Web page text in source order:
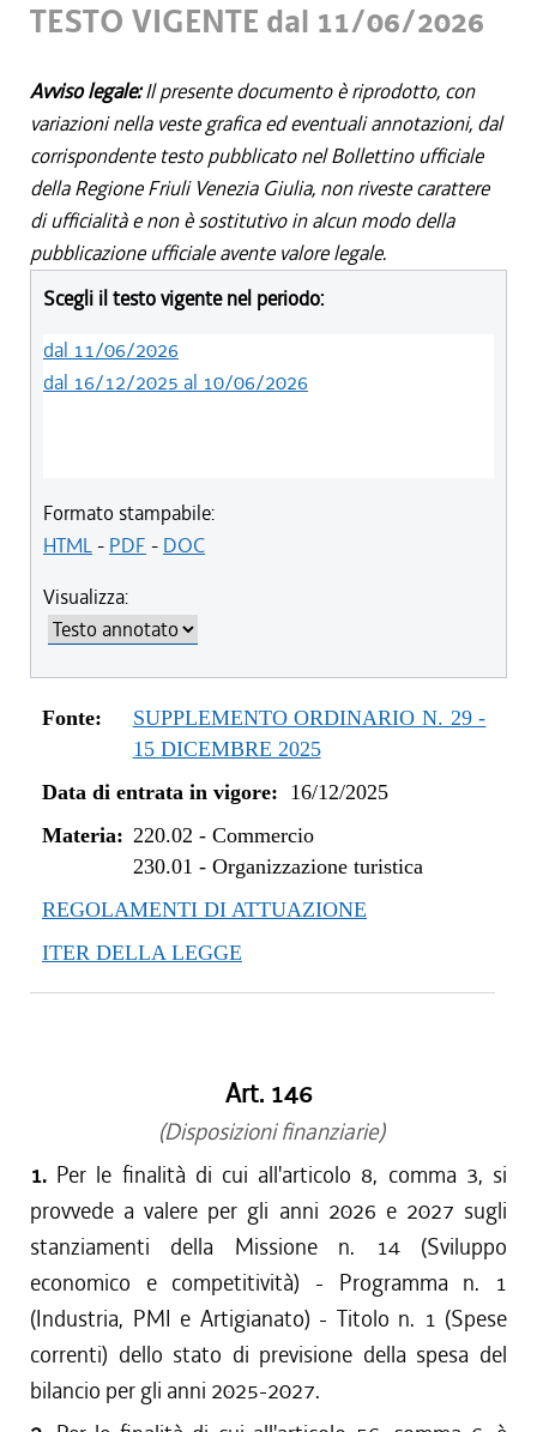
TESTO VIGENTE dal 11/06/2026
Avviso legale:Il presente documento è riprodotto, con
variazioni nella veste grafica ed eventuali annotazioni, dal
corrispondente testo pubblicato nel Bollettino ufficiale
della Regione Friuli Venezia Giulia, non riveste carattere
di ufficialità e non è sostitutivo in alcun modo della
pubblicazione ufficiale avente valore legale.
Scegli il testo vigente nel periodo:
dal 11/06/2026
dal 16/12/2025 al 10/06/2026
Formato stampabile:
HTML- PDF - DOC
Visualizza:
Fonte:
SUPPLEMENTO ORDINARIO N. 29 -
15 DICEMBRE 2025
Data di entrata in vigore: 16/12/2025
Materia: 220.02 - Commercio
230.01 - Organizzazione turistica
REGOLAMENTI DI ATTUAZIONE
ITER DELLA LEGGE
Art. 146
(Disposizioni finanziarie)
1. Per le finalità di cui all'articolo 8, comma 3, si
provvede a valere per gli anni 2026 e 2027 sugli
stanziamenti della Missione n. 14 (Sviluppo
economico e competitività) - Programma n. 1
(Industria, PMI e Artigianato) - Titolo n. 1 (Spese
correnti) dello stato di previsione della spesa del
bilancio per gli anni 2025-2027.